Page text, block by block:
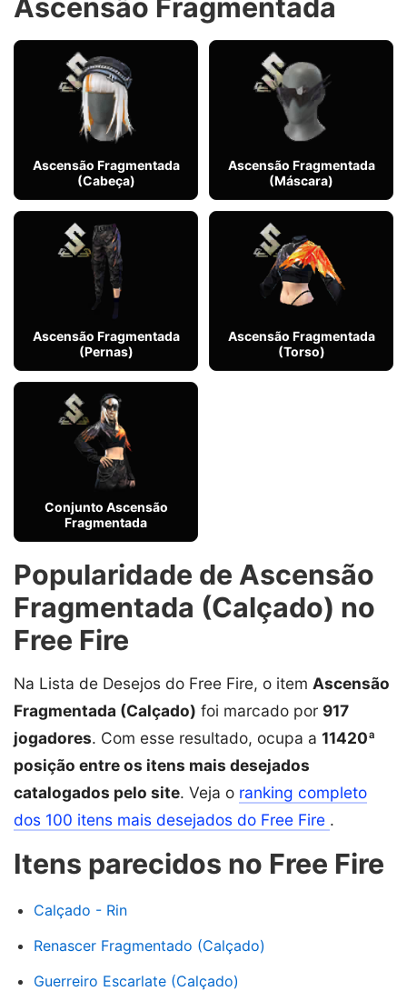
Ascensão Fragmentada
Ascensão Fragmentada
(Cabeça)
Ascensão Fragmentada
(Máscara)
Ascensão Fragmentada
(Pernas)
Ascensão Fragmentada
(Torso)
Conjunto Ascensão
Fragmentada
Popularidade de Ascensão
Fragmentada (Calçado) no
Free Fire
Na Lista de Desejos do Free Fire, o item Ascensão
Fragmentada (Calçado) foi marcado por 917
jogadores. Com esse resultado, ocupa a 11420ª
posição entre os itens mais desejados
catalogados pelo site. Veja o ranking completo
dos 100 itens mais desejados do Free Fire .
Itens parecidos no Free Fire
Calçado - Rin
Renascer Fragmentado (Calçado)
Guerreiro Escarlate (Calçado)